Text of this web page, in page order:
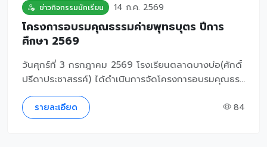
ข่าวกิจกรรมนักเรียน 14 ก.ค. 2569
โครงการอบรมคุณธรรมค่ายพุทธบุตร ปีการ
ศึกษา 2569
วันศุกร์ที่ 3 กรกฎาคม 2569 โรงเรียนตลาดบางบ่อ(ศักดิ์
ปรีดาประชาสรรค์) ได้ดำเนินการจัดโครงการอบรมคุณธร...
รายละเอียด 84